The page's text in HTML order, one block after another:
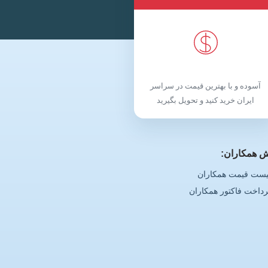
آسوده و با بهترین قیمت در سراسر
ایران خرید کنید و تحویل بگیرید
همکاران:
قیمت همکاران
فاکتور همکاران